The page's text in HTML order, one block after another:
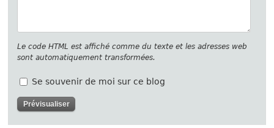
Le code HTML est affiché comme du texte et les adresses web
sont automatiquement transformées.
Se souvenir de moi sur ce blog